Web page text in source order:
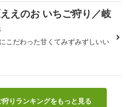
えのお いちご狩り／岐
こだわった甘くてみずみずしいい
りランキングをもっと見る